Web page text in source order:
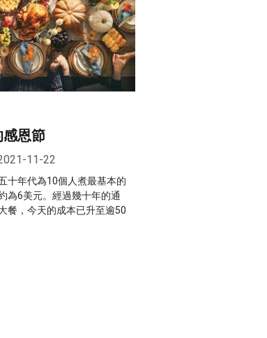
恩節
11-22
十年代為10個人煮最基本的
為6美元。經過幾十年的通
餐，今天的成本已升至逾50